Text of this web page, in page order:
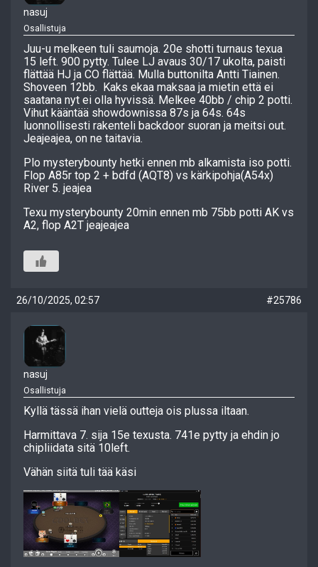
nasuj
Osallistuja
Juu-u melkeen tuli saumoja. 20e shotti turnaus texua
15 left. 900 pytty. Tulee LJ avaus 30/17 ukolta, paisti
flättää HJ ja CO flättää. Mulla buttonilta Antti Tiainen.
Shoveen 12bb. Kaks ekaa maksaa ja mietin että ei
saatana nyt ei olla hyvissä. Melkee 40bb / chip 2 potti.
Vihut kääntää showdownissa 87s ja 64s. 64s
luonnollisesti rakenteli backdoor suoran ja meitsi out.
Jeajeajea, on ne taitavia.
Plo mysterybounty hetki ennen mb alkamista iso potti.
Flop A85r top 2 + bdfd (AQT8) vs kärkipohja(A54x)
River 5. jeajea
Texu mysterybounty 20min ennen mb 75bb potti AK vs
A2, flop A2T jeajeajea
26/10/2025, 02:57 #25786
nasuj
Osallistuja
Kyllä tässä ihan vielä outteja ois plussa iltaan.
Harmittava 7. sija 15e texusta. 741e pytty ja ehdin jo
chipliidata sitä 10left.
Vähän siitä tuli tää käsi